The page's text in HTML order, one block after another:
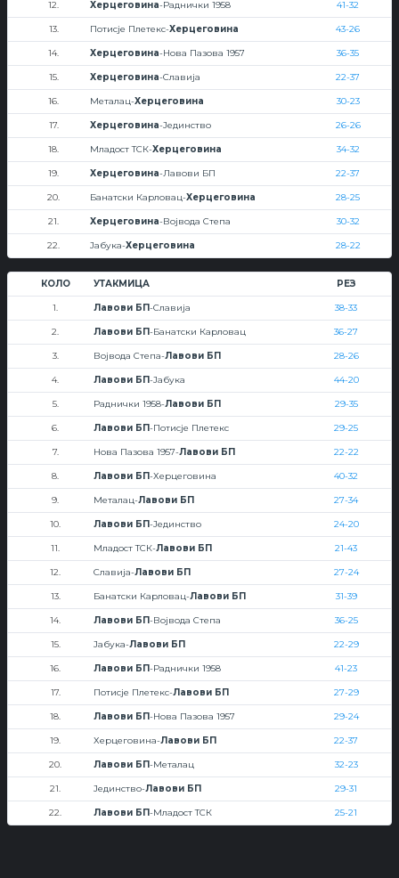
12. Херцеговина-Раднички 1958 41-32
13. Потисје Плетекс-Херцеговина 43-26
14. Херцеговина-Нова Пазова 1957 36-35
15. Херцеговина-Славија 22-37
16. Металац-Херцеговина 30-23
17. Херцеговина-Јединство 26-26
18. Младост ТСК-Херцеговина 34-32
19. Херцеговина-Лавови БП 22-37
20. Банатски Карловац-Херцеговина 28-25
21. Херцеговина-Војвода Степа 30-32
22. Јабука-Херцеговина 28-22
КОЛО УТАКМИЦА РЕЗ
1. Лавови БП-Славија 38-33
2. Лавови БП-Банатски Карловац 36-27
3. Војвода Степа-Лавови БП 28-26
4. Лавови БП-Јабука 44-20
5. Раднички 1958-Лавови БП 29-35
6. Лавови БП-Потисје Плетекс 29-25
7. Нова Пазова 1957-Лавови БП 22-22
8. Лавови БП-Херцеговина 40-32
9. Металац-Лавови БП 27-34
10. Лавови БП-Јединство 24-20
11. Младост ТСК-Лавови БП 21-43
12. Славија-Лавови БП 27-24
13. Банатски Карловац-Лавови БП 31-39
14. Лавови БП-Војвода Степа 36-25
15. Јабука-Лавови БП 22-29
16. Лавови БП-Раднички 1958 41-23
17. Потисје Плетекс-Лавови БП 27-29
18. Лавови БП-Нова Пазова 1957 29-24
19. Херцеговина-Лавови БП 22-37
20. Лавови БП-Металац 32-23
21. Јединство-Лавови БП 29-31
22. Лавови БП-Младост ТСК 25-21